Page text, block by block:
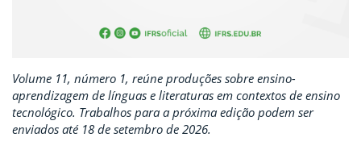
Volume 11, número 1, reúne produções sobre ensino-
aprendizagem de línguas e literaturas em contextos de ensino
tecnológico. Trabalhos para a próxima edição podem ser
enviados até 18 de setembro de 2026.